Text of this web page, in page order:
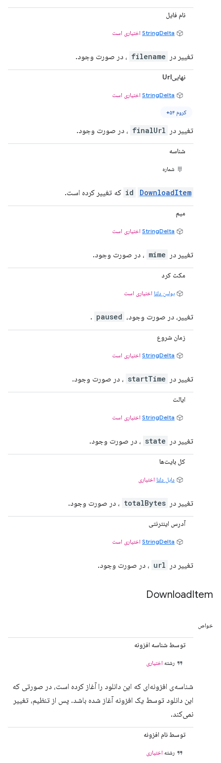
نام فایل
StringDelta اختیاری است
تغییر در filename ، در صورت وجود.
نهاییUrl
StringDelta اختیاری است
کروم ۵۴+
تغییر در finalUrl ، در صورت وجود.
شناسه
شماره
id DownloadItem که تغییر کرده است.
میم
StringDelta اختیاری است
تغییر در mime ، در صورت وجود.
مکث کرد
بولین دلتا اختیاری است
تغییر، در صورت وجود، paused
.
زمان شروع
StringDelta اختیاری است
تغییر در startTime ، در صورت وجود.
ایالت
StringDelta اختیاری است
تغییر در state ، در صورت وجود.
کل بایت‌ها
دابل دلتا اختیاری
تغییر در totalBytes ، در صورت وجود.
آدرس اینترنتی
StringDelta اختیاری است
تغییر در url ، در صورت وجود.
DownloadItem
خواص
توسط شناسه افزونه
رشته اختیاری
شناسه‌ی افزونه‌ای که این دانلود را آغاز کرده است، در صورتی که
این دانلود توسط یک افزونه آغاز شده باشد. پس از تنظیم، تغییر
نمی‌کند.
توسط نام افزونه
رشته اختیاری